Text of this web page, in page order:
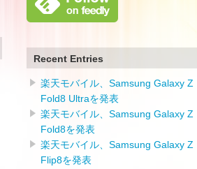
Recent Entries
楽天モバイル、Samsung Galaxy Z
Fold8 Ultraを発表
楽天モバイル、Samsung Galaxy Z
Fold8を発表
楽天モバイル、Samsung Galaxy Z
Flip8を発表